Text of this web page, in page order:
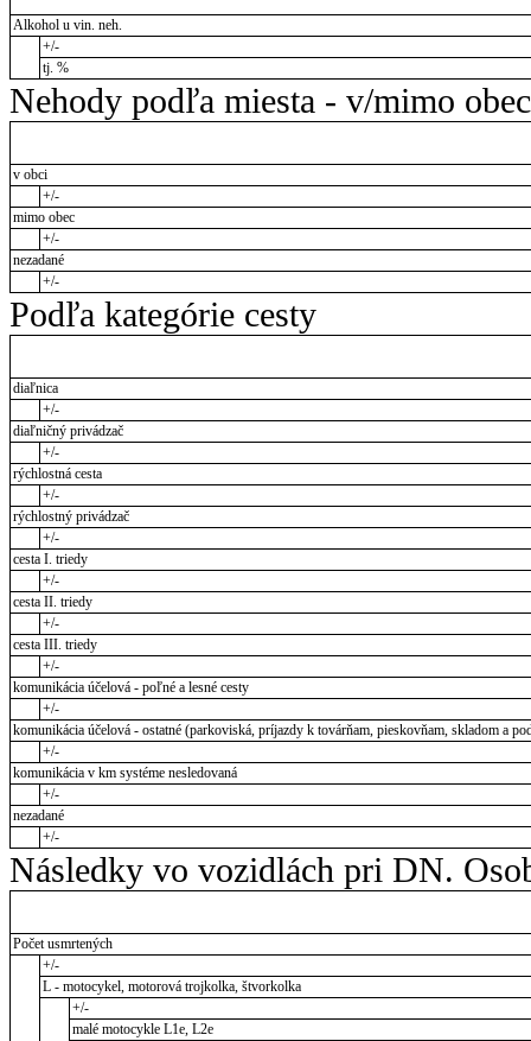
Alkohol u vin. neh.
+/-
tj. %
Nehody podľa miesta - v/mimo obec
v obci
+/-
mimo obec
+/-
nezadané
+/-
Podľa kategórie cesty
diaľnica
+/-
diaľničný privádzač
+/-
rýchlostná cesta
+/-
rýchlostný privádzač
+/-
cesta I. triedy
+/-
cesta II. triedy
+/-
cesta III. triedy
+/-
komunikácia účelová - poľné a lesné cesty
+/-
komunikácia účelová - ostatné (parkoviská, príjazdy k továrňam, pieskovňam, skladom a
+/-
komunikácia v km systéme nesledovaná
+/-
nezadané
+/-
Následky vo vozidlách pri DN.
Počet usmrtených
+/-
L - motocykel, motorová trojkolka, štvorkolka
+/-
malé motocykle L1e, L2e